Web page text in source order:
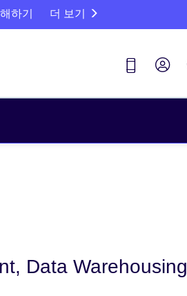
하기 더 보기
Data Warehousing